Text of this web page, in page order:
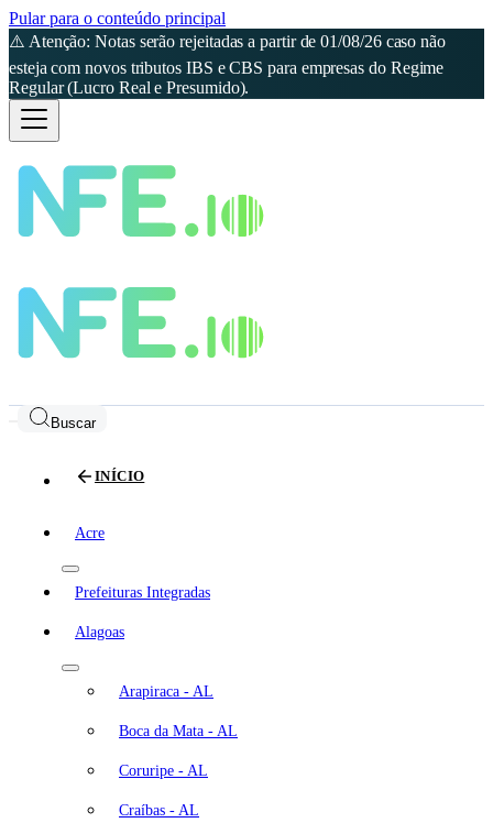
Pular para o conteúdo principal
⚠️ Atenção: Notas serão rejeitadas a partir de 01/08/26 caso não
esteja com novos tributos IBS e CBS para empresas do Regime
Regular (Lucro Real e Presumido).
Buscar
INÍCIO
Acre
Prefeituras Integradas
Alagoas
Arapiraca - AL
Boca da Mata - AL
Coruripe - AL
Craíbas - AL